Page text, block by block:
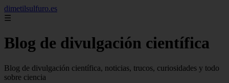
dimetilsulfuro.es
☰
Blog de divulgación científica
Blog de divulgación científica, noticias, trucos, curiosidades y todo
sobre ciencia